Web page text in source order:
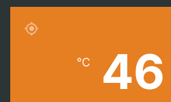
46
℃